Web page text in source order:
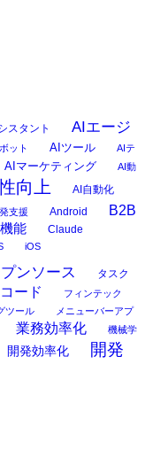
スタント
AIエージ
ット AIツール
AIテ
AIマーケティング AI動
向上 AI自動化
支援 Android
B2B
能 Claude
iOS
ンソース
タスク
ード フィンテック
ツール
メニューバーアプ
業務効率化 機械学
開発効率化
開発